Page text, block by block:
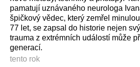
pamatují uznávaného neurologa
špičkový vědec, který zemřel
77 let, se zapsal do historie nejen
trauma z extrémních událostí může
generací.
tento rok